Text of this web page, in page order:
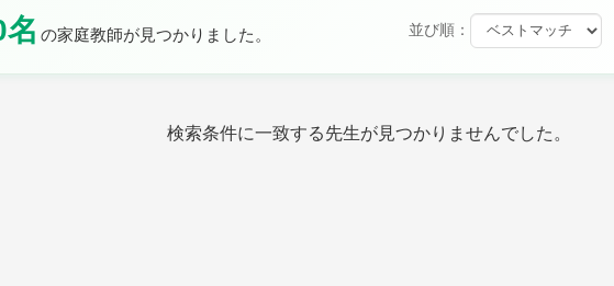
名 の家庭教師が見つかりました。 並び順：
検索条件に一致する先生が見つかりませんでした。